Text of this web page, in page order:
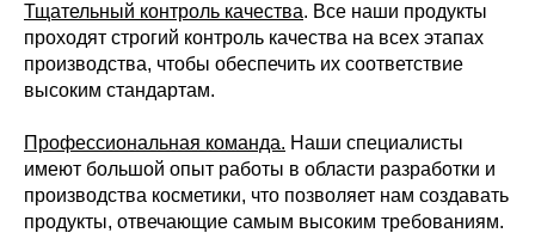
Тщательный контроль качества. Все наши продукты
проходят строгий контроль качества на всех этапах
производства, чтобы обеспечить их соответствие
высоким стандартам.
Профессиональная команда. Наши специалисты
имеют большой опыт работы в области разработки и
производства косметики, что позволяет нам создавать
продукты, отвечающие самым высоким требованиям.